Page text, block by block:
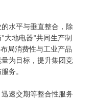
水平与垂直整合，除
大地电器”共同生产制
局消费性与工业产品
为目标，提升集团竞
务。
速交期等整合性服务